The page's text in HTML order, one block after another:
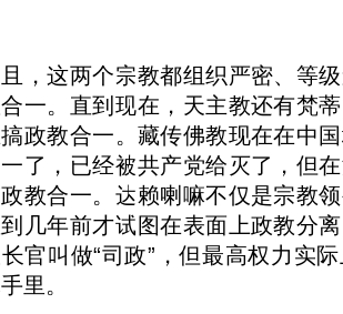
，这两个宗教都组织严密、等
一。直到现在，天主教还有梵
政教合一。藏传佛教现在在中
了，已经被共产党给灭了，但
教合一。达赖喇嘛不仅是宗教
几年前才试图在表面上政教分
官叫做“司政”，但最高权力实
里。